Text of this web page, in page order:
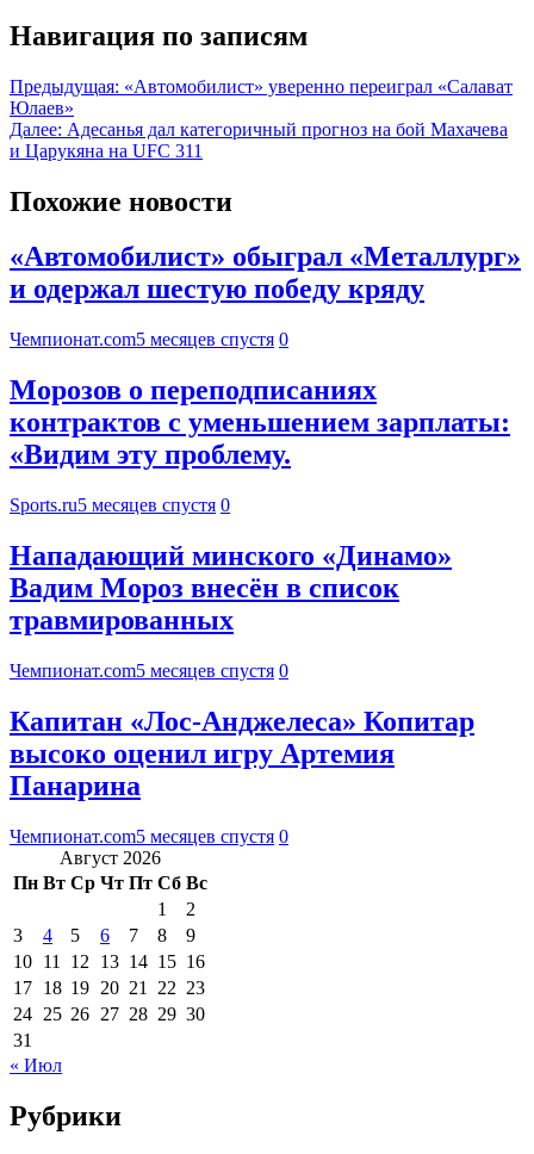
Навигация по записям
Предыдущая: «Автомобилист» уверенно переиграл «Салават
Юлаев»
Далее: Адесанья дал категоричный прогноз на бой Махачева
и Царукяна на UFC 311
Похожие новости
«Автомобилист» обыграл «Металлург»
и одержал шестую победу кряду
Чемпионат.com5 месяцев спустя 0
Морозов о переподписаниях
контрактов с уменьшением зарплаты:
«Видим эту проблему.
Sports.ru5 месяцев спустя 0
Нападающий минского «Динамо»
Вадим Мороз внесён в список
травмированных
Чемпионат.com5 месяцев спустя 0
Капитан «Лос-Анджелеса» Копитар
высоко оценил игру Артемия
Панарина
Чемпионат.com5 месяцев спустя 0
Август 2026
Пн Вт Ср Чт Пт Сб Вс
1
2
3
4 5 6 7 8
9
10 11 12 13 14 15 16
17 18 19 20 21 22 23
24 25 26 27 28 29 30
31
« Июл
Рубрики